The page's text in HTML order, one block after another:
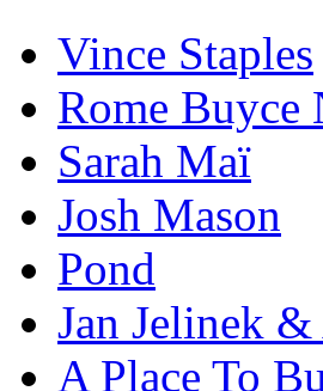
Vince Staples
Rome Buyce
Sarah Maï
Josh Mason
Pond
Jan Jelinek
A Place To